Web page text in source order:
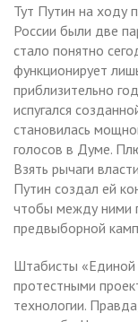
Тут Путин на ходу
России были две
стало понятно
функционирует
приблизительно
испугался
становилась
голосов в Думе.
Взять рычаги
Путин создал ей
чтобы между ними
предвыборной
Штабисты «Единой
протестными
технологии.